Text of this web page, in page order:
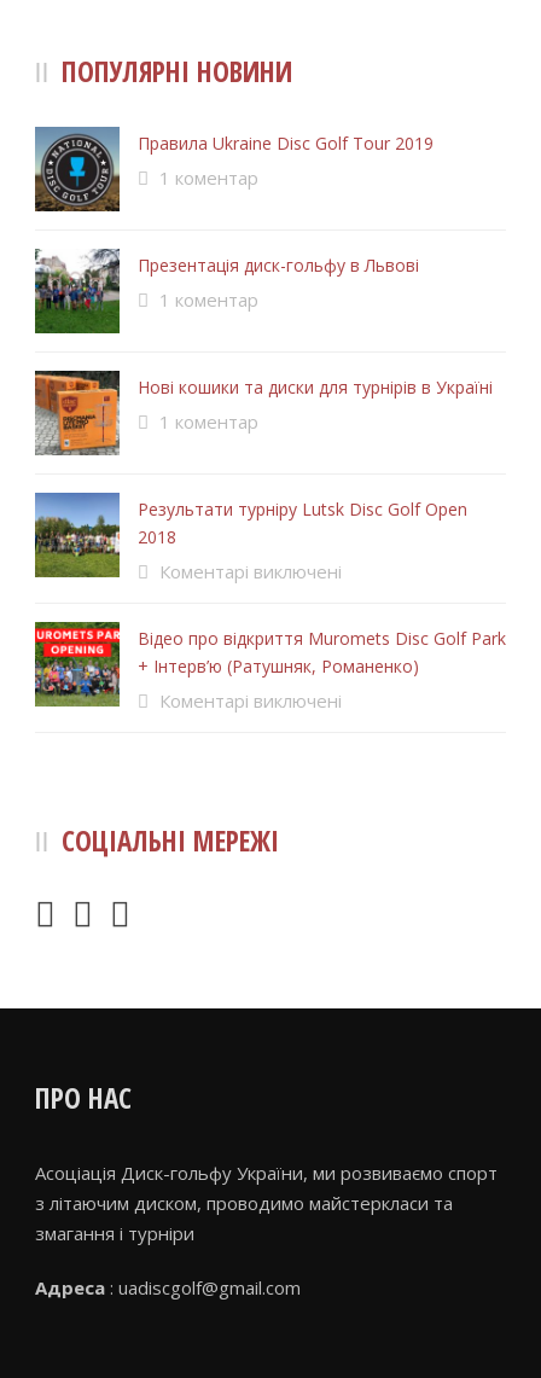
ПОПУЛЯРНІ НОВИНИ
Правила Ukraine Disc Golf Tour 2019
1 коментар
Презентація диск-гольфу в Львові
1 коментар
Нові кошики та диски для турнірів в Україні
1 коментар
Результати турніру Lutsk Disc Golf Open
2018
Коментарі виключені
Відео про відкриття Muromets Disc Golf Park
+ Інтерв’ю (Ратушняк, Романенко)
Коментарі виключені
СОЦІАЛЬНІ МЕРЕЖІ
ПРО НАС
Асоціація Диск-гольфу України, ми розвиваємо спорт
з літаючим диском, проводимо майстеркласи та
змагання і турніри
Адреса : uadiscgolf@gmail.com